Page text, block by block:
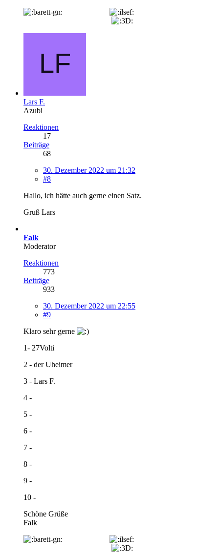
Lars F.
Azubi
Reaktionen
17
Beiträge
68
30. Dezember 2022 um 21:32
#8
Hallo, ich hätte auch gerne einen Satz.
Gruß Lars
Falk
Moderator
Reaktionen
773
Beiträge
933
30. Dezember 2022 um 22:55
#9
Klaro sehr gerne
1- 27Volti
2 - der Uheimer
3 - Lars F.
4 -
5 -
6 -
7 -
8 -
9 -
10 -
Schöne Grüße
Falk